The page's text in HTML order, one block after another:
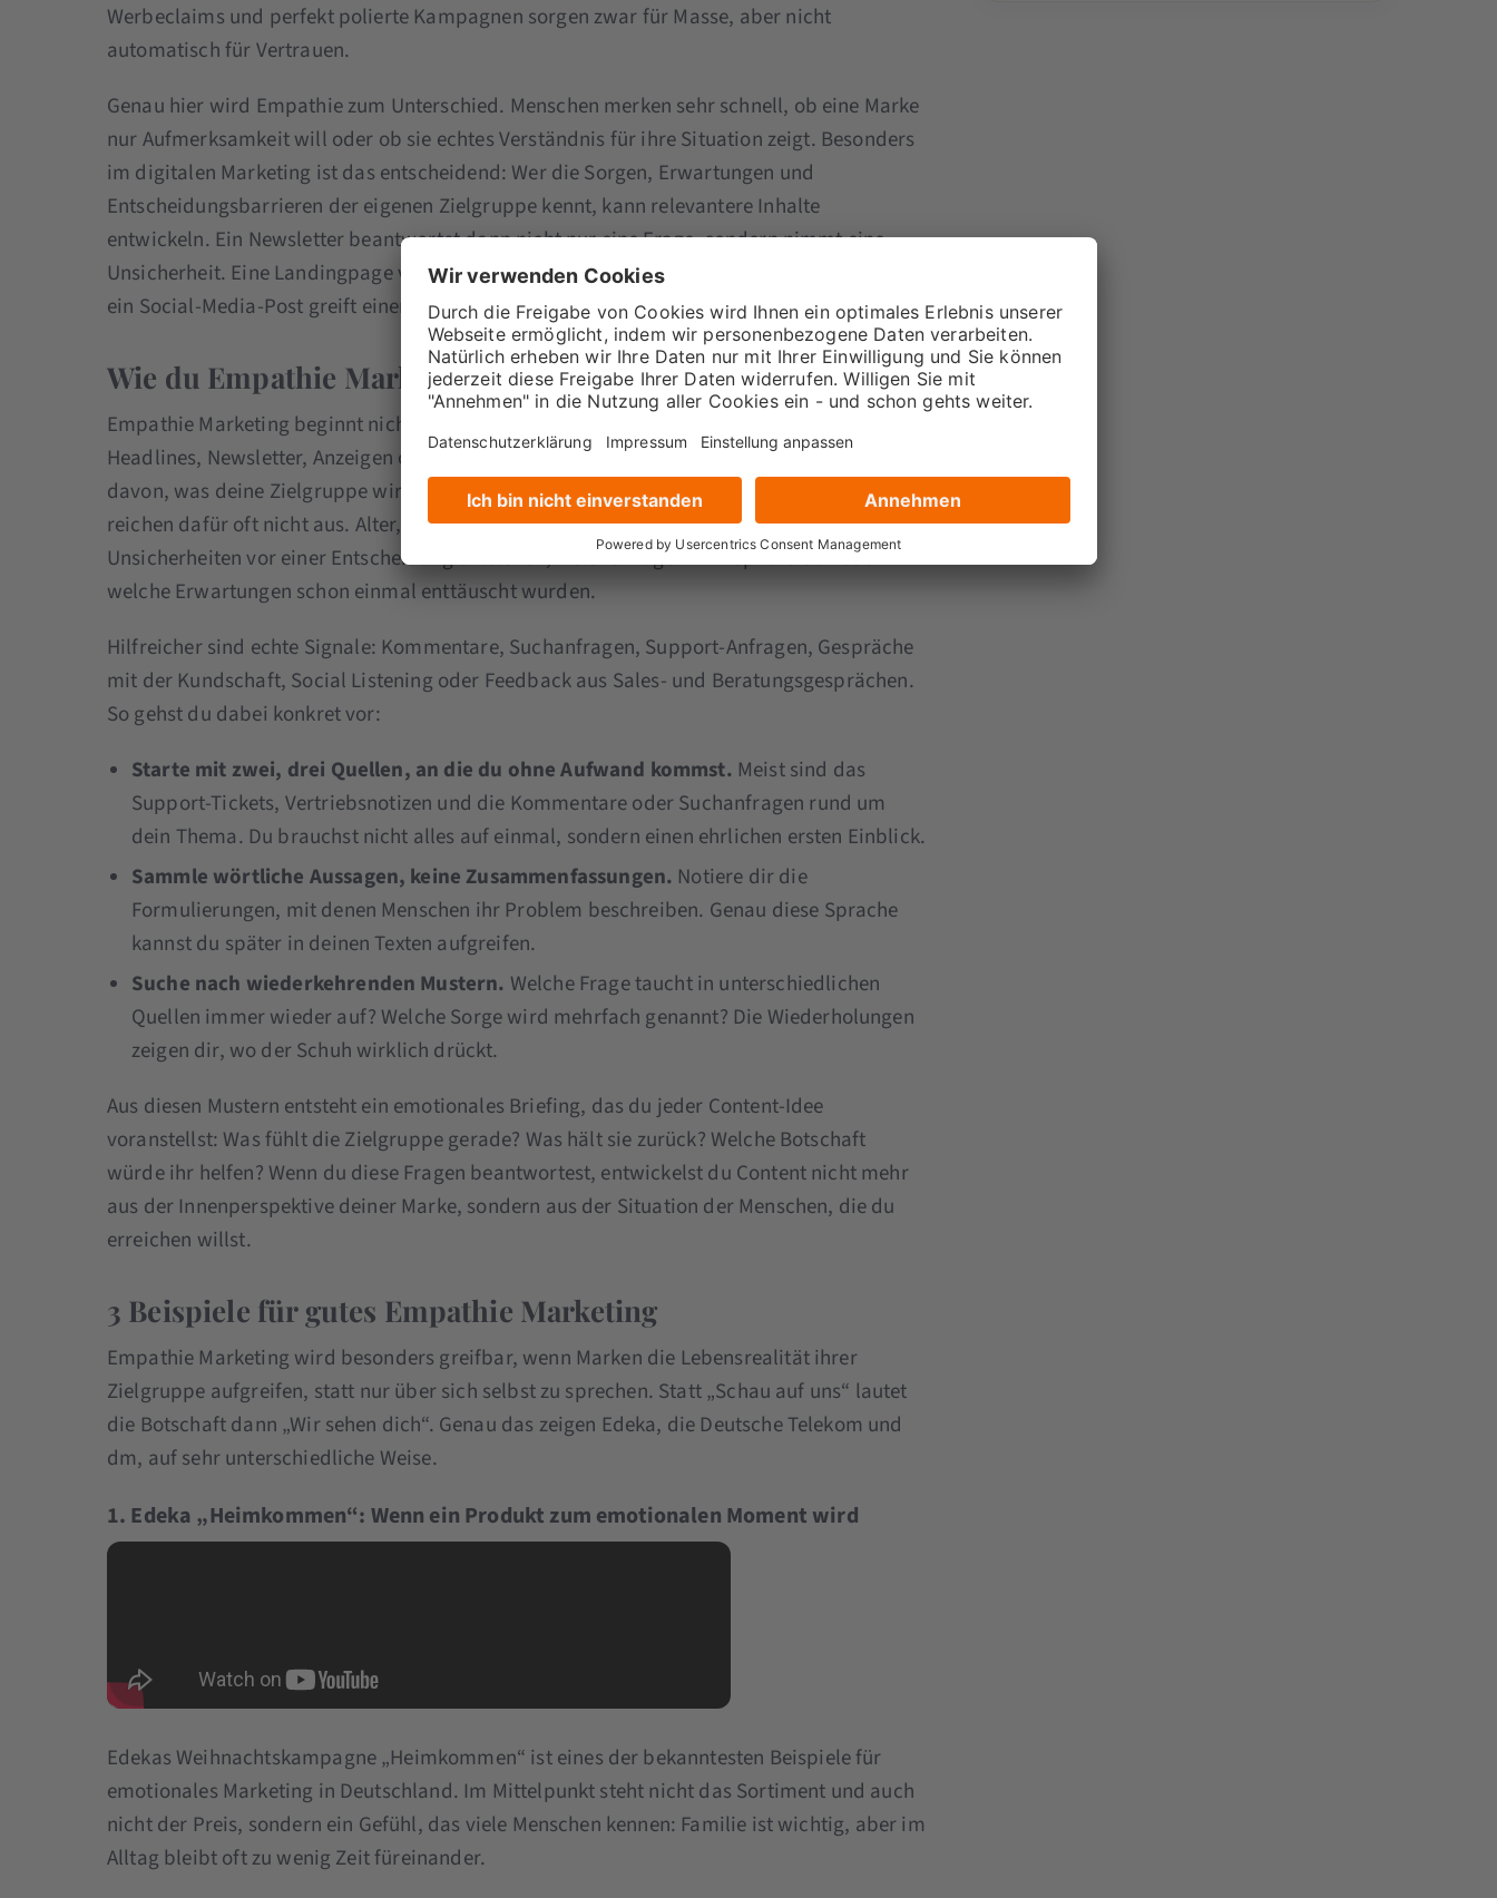
Werbeclaims und perfekt polierte Kampagnen sorgen zwar für Masse, aber nicht
automatisch für Vertrauen.
Genau hier wird Empathie zum Unterschied. Menschen merken sehr schnell, ob eine Marke
nur Aufmerksamkeit will oder ob sie echtes Verständnis für ihre Situation zeigt. Besonders
im digitalen Marketing ist das entscheidend: Wer die Sorgen, Erwartungen und
Entscheidungsbarrieren der eigenen Zielgruppe kennt, kann relevantere Inhalte
entwickeln. Ein Newsletter beantwortet dann nicht nur eine Frage, sondern nimmt eine
Unsicherheit. Eine Landingpage verkauft nicht nur ein Angebot, sie gibt Orientierung. Und
ein Social-Media-Post greift einen Moment auf, in dem sich Menschen wiedererkennen.
Wie du Empathie Marketing strategisch einsetzt
Empathie Marketing beginnt nicht in der Kreation, sondern im Zuhören. Bevor du
Headlines, Newsletter, Anzeigen oder Social Posts entwickelst, brauchst du ein klares Bild
davon, was deine Zielgruppe wirklich beschäftigt. Klassische Zielgruppenbeschreibungen
reichen dafür oft nicht aus. Alter, Branche oder Position sagen dir noch nicht, welche
Unsicherheiten vor einer Entscheidung entstehen, welche Fragen im Kopf bleiben oder
welche Erwartungen schon einmal enttäuscht wurden.
Hilfreicher sind echte Signale: Kommentare, Suchanfragen, Support-Anfragen, Gespräche
mit der Kundschaft, Social Listening oder Feedback aus Sales- und Beratungsgesprächen.
So gehst du dabei konkret vor:
Starte mit zwei, drei Quellen, an die du ohne Aufwand kommst. Meist sind das
Support-Tickets, Vertriebsnotizen und die Kommentare oder Suchanfragen rund um
dein Thema. Du brauchst nicht alles auf einmal, sondern einen ehrlichen ersten Einblick.
Sammle wörtliche Aussagen, keine Zusammenfassungen. Notiere dir die
Formulierungen, mit denen Menschen ihr Problem beschreiben. Genau diese Sprache
kannst du später in deinen Texten aufgreifen.
Suche nach wiederkehrenden Mustern. Welche Frage taucht in unterschiedlichen
Quellen immer wieder auf? Welche Sorge wird mehrfach genannt? Die Wiederholungen
zeigen dir, wo der Schuh wirklich drückt.
Aus diesen Mustern entsteht ein emotionales Briefing, das du jeder Content-Idee
voranstellst: Was fühlt die Zielgruppe gerade? Was hält sie zurück? Welche Botschaft
würde ihr helfen? Wenn du diese Fragen beantwortest, entwickelst du Content nicht mehr
aus der Innenperspektive deiner Marke, sondern aus der Situation der Menschen, die du
erreichen willst.
3 Beispiele für gutes Empathie Marketing
Empathie Marketing wird besonders greifbar, wenn Marken die Lebensrealität ihrer
Zielgruppe aufgreifen, statt nur über sich selbst zu sprechen. Statt „Schau auf uns“ lautet
die Botschaft dann „Wir sehen dich“. Genau das zeigen Edeka, die Deutsche Telekom und
dm, auf sehr unterschiedliche Weise.
1. Edeka „Heimkommen“: Wenn ein Produkt zum emotionalen Moment wird
Edekas Weihnachtskampagne „Heimkommen“ ist eines der bekanntesten Beispiele für
emotionales Marketing in Deutschland. Im Mittelpunkt steht nicht das Sortiment und auch
nicht der Preis, sondern ein Gefühl, das viele Menschen kennen: Familie ist wichtig, aber im
Alltag bleibt oft zu wenig Zeit füreinander.